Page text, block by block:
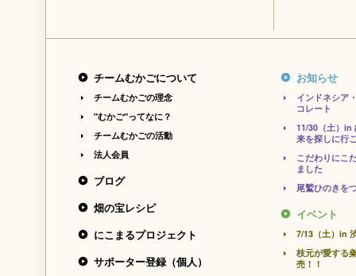
チームむかごについて
チームむかごの理念
"むかご"ってなに？
チームむかごの活動
法人会員
ブログ
畑の宝レシピ
にこまるプロジェクト
サポーター登録（個人）
お知らせ
インドネシア
コレート
11/30（土）in
来を探しに行
こだわりにこ
ました
尾鷲ひのきを
イベント
7/13（土）in
枝元が愛する
売！！